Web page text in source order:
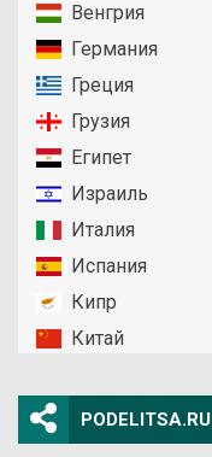
Венгрия
Германия
Греция
Грузия
Египет
Израиль
Италия
Испания
Кипр
Китай
PODELITSA.RU